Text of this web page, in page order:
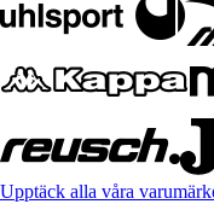
Upptäck alla våra